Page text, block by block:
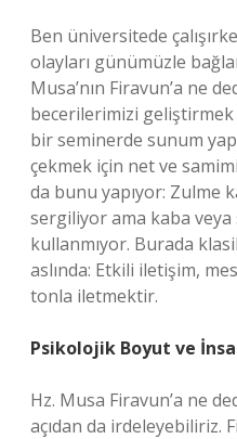
Ben üniversitede
olayları günümüzle
Musa’nın Firavun’a ne
becerilerimizi geliştirmek
bir seminerde sunum
çekmek için net ve
da bunu yapıyor: Zulme
sergiliyor ama kaba
kullanmıyor. Burada
aslında: Etkili iletişim,
tonla iletmektir.
Psikolojik Boyut ve
Hz. Musa Firavun’a ne
açıdan da irdeleyebiliriz.